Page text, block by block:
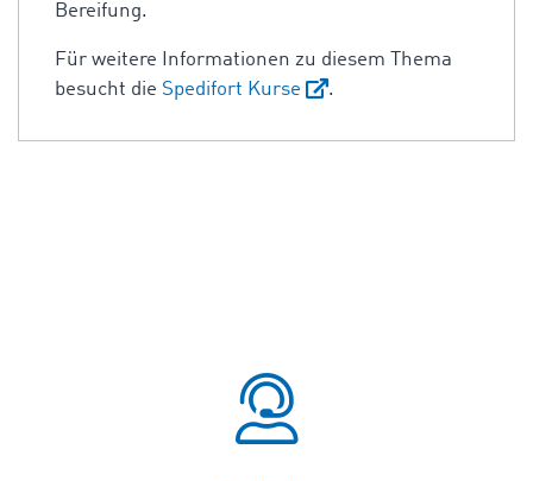
Bereifung.
Für weitere Informationen zu diesem Thema
besucht die Spedifort Kurse .